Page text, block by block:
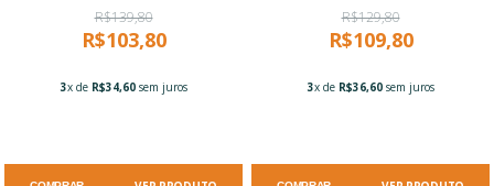
R$139,80
R$103,80
3x de R$34,60sem juros
R$129,80
R$109,80
3x de R$36,60sem juros